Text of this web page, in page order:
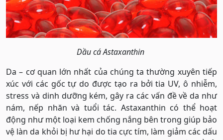
Dầu cá Astaxanthin
Da – cơ quan lớn nhất của chúng ta thường xuyên tiếp
xúc với các gốc tự do được tạo ra bởi tia UV, ô nhiễm,
stress và dinh dưỡng kém, gây ra các vấn đề về da như
nám, nếp nhăn và tuổi tác. Astaxanthin có thể hoạt
động như một loại kem chống nắng bên trong giúp bảo
vệ làn da khỏi bị hư hại do tia cực tím, làm giảm các dấu